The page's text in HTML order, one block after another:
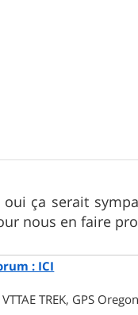
ça serait
nous en faire
: ICI
TREK, GPS